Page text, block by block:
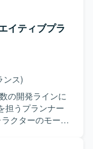
ットタイトル
値創出を行うカ
きる環境で
勉強会参加、
ィス環境やリ
境となってお
物
わり、関係者と
だける方を求め
に参画し、経
用スキルを深め
イティブプラ
ンス)
の開発ラインに
担うプランナー